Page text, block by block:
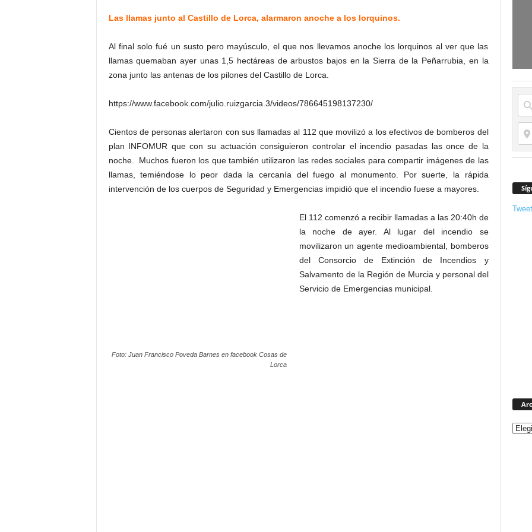
Las llamas junto al Castillo de Lorca, alarmaron anoche a los lorquinos.
Al final solo fué un susto pero mayúsculo, el que nos llevamos anoche los lorquinos al ver que las
llamas quemaban ayer unas 1,5 hectáreas de arbustos bajos en la Sierra de la Peñarrubia, en la
zona junto las antenas de los pilones del Castillo de Lorca.
https://www.facebook.com/julio.ruizgarcia.3/videos/786645198137230/
Cientos de personas alertaron con sus llamadas al 112 que movilizó a los efectivos de bomberos del
plan INFOMUR que con su actuación consiguieron controlar el incendio pasadas las once de la
noche. Muchos fueron los que también utilizaron las redes sociales para compartir imágenes de las
llamas, temiéndose lo peor dada la cercanía del fuego al monumento. Por suerte, la rápida
intervención de los cuerpos de Seguridad y Emergencias impidió que el incendio fuese a mayores.
Foto: Juan Francisco Poveda Barnes en facebook Cosas de
Lorca
El 112 comenzó a recibir llamadas a las 20:40h de
la noche de ayer. Al lugar del incendio se
movilizaron un agente medioambiental, bomberos
del Consorcio de Extinción de Incendios y
Salvamento de la Región de Murcia y personal del
Servicio de Emergencias municipal.